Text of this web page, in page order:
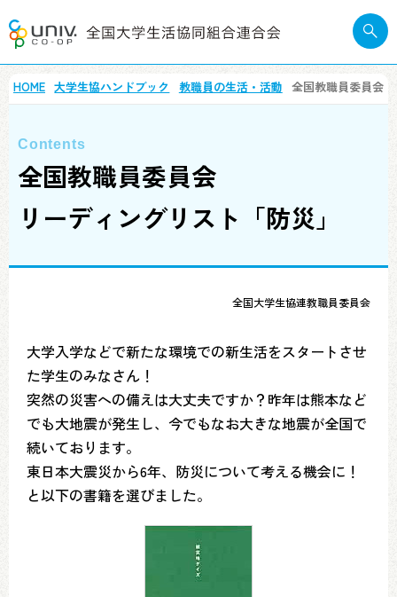
HOME 大学生協ハンドブック 教職員の生活・活動 全国教職員委員会
全国教職員委員会
リーディングリスト「防災」
全国大学生協連教職員委員会
大学入学などで新たな環境での新生活をスタートさせ
た学生のみなさん！
突然の災害への備えは大丈夫ですか？昨年は熊本など
でも大地震が発生し、今でもなお大きな地震が全国で
続いております。
東日本大震災から6年、防災について考える機会に！
と以下の書籍を選びました。